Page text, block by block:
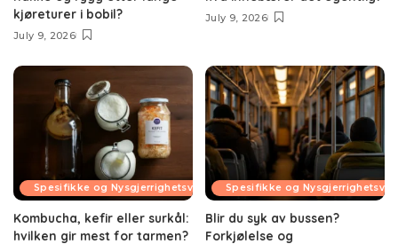
kjøreturer i bobil?
July 9, 2026
July 9, 2026
Spesifikke og Nysgjerrighetsvekkende Temaer
Kombucha, kefir eller surkål:
hvilken gir mest for tarmen?
Spesifikke og
Blir du syk av bussen?
Forkjølelse og